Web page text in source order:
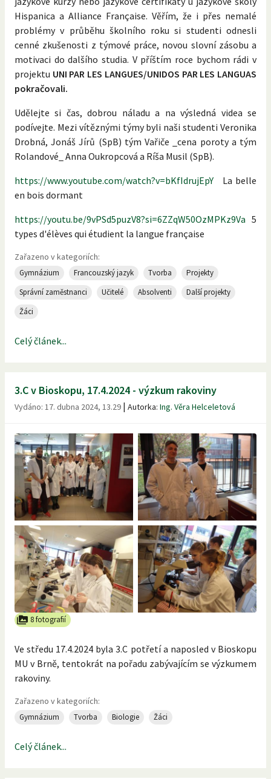
Hispanica a Alliance Française. Věřím, že i přes nemalé
problémy v průběhu školního roku si studenti odnesli
cenné zkušenosti z týmové práce, novou slovní zásobu a
motivaci do dalšího studia. V příštím roce bychom rádi v
projektu UNI PAR LES LANGUES/UNIDOS PAR LES LANGUAS
pokračovali.
Udělejte si čas, dobrou náladu a na výsledná videa se
podívejte. Mezi vítěznými týmy byli naši studenti Veronika
Drobná, Jonáš Jírů (SpB) tým Vařiče _cena poroty a tým
Rolandové_ Anna Oukropcová a Ríša Musil (SpB).
https://www.youtube.com/watch?v=bKfIdrujEpY La belle
en bois dormant
https://youtu.be/9vPSd5puzV8?si=6ZZqW50OzMPKz9Va 5
types d'élèves qui étudient la langue française
Zařazeno v kategoriích:
Gymnázium Francouzský jazyk Tvorba
Projekty
Správní zaměstnanci
Učitelé Absolventi
Další projekty
Žáci
Celý článek...
3.C v Bioskopu, 17.4.2024 - výzkum rakoviny
Vydáno: 17. dubna 2024, 13.29 | Autorka: Ing. Věra Helceletová
8 fotografií
Ve středu 17.4.2024 byla 3.C potřetí a naposled v Bioskopu
MU v Brně, tentokrát na pořadu zabývajícím se výzkumem
rakoviny.
Zařazeno v kategoriích:
Gymnázium Tvorba Biologie Žáci
Celý článek...